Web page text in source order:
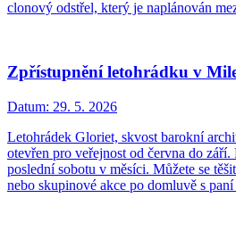
clonový odstřel, který je naplánován
Zpřístupnění letohrádku v
Datum: 29. 5. 2026
Letohrádek Gloriet, skvost barokní
otevřen pro veřejnost od června do
poslední sobotu v měsíci. Můžete se
nebo skupinové akce po domluvě s